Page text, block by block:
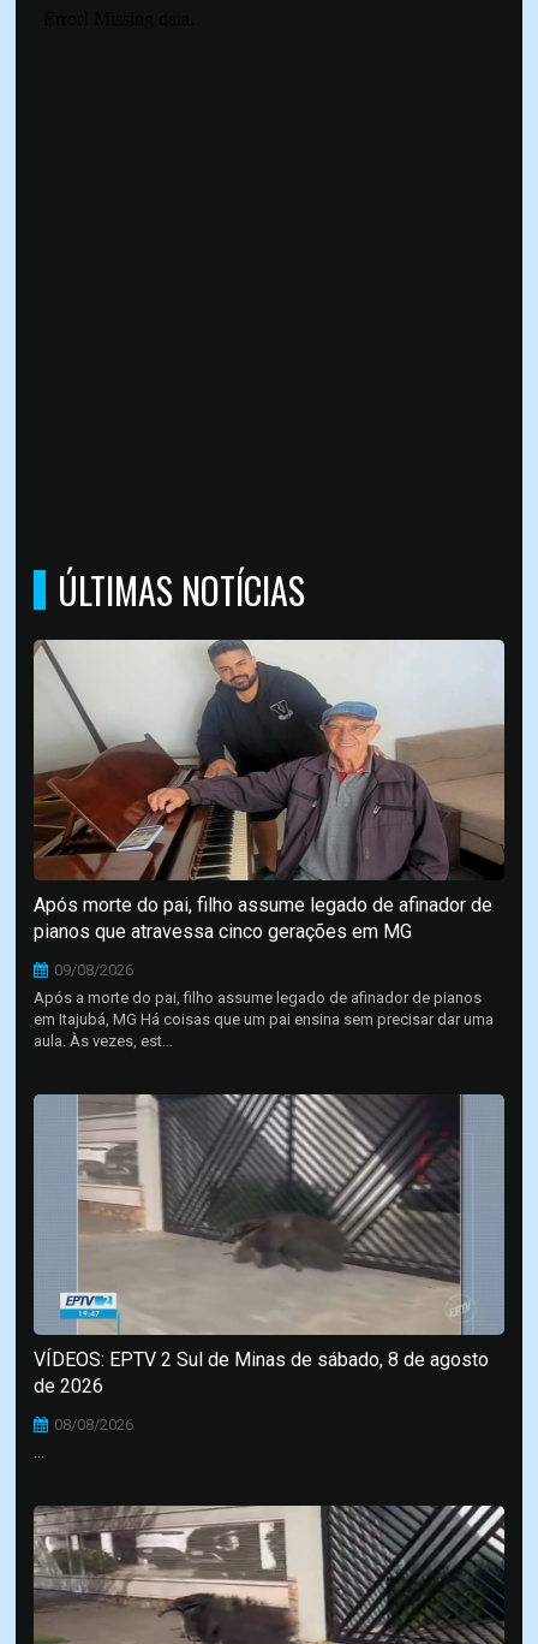
ÚLTIMAS NOTÍCIAS
Após morte do pai, filho assume legado de afinador de
pianos que atravessa cinco gerações em MG
09/08/2026
Após a morte do pai, filho assume legado de afinador de pianos
em Itajubá, MG Há coisas que um pai ensina sem precisar dar uma
aula. Às vezes, est...
VÍDEOS: EPTV 2 Sul de Minas de sábado, 8 de agosto
de 2026
08/08/2026
...